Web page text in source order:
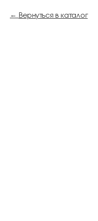
Вернуться в каталог